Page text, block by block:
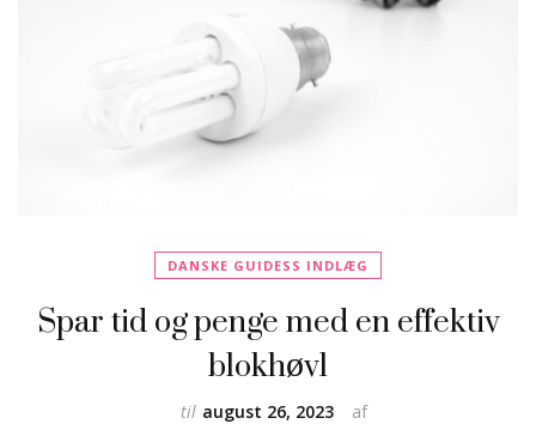
DANSKE GUIDESS INDLÆG
Spar tid og penge med en effektiv
blokhøvl
af
til august 26, 2023